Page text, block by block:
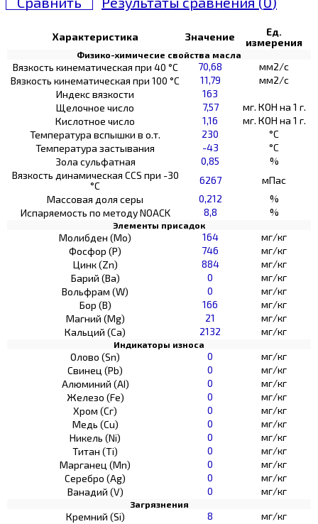
Характеристика Значение
Ед.
измерения
Физико-химичесие свойства масла
Вязкость кинематическая при 40 °С 70,68
мм2/с
Вязкость кинематическая при 100 °С
11,79
мм2/с
Индекс вязкости
163
Щелочное число
7,57
мг. КОН на 1 г.
Кислотное число
1,16
мг. КОН на 1 г.
Температура вспышки в о.т.
230
°C
Температура застывания
-43
°C
Зола сульфатная
0,85
%
Вязкость динамическая CCS при -30
°С
6267
мПас
Массовая доля серы
0,212
%
Испаряемость по методу NOACK
8,8 %
Элементы присадок
Молибден (Мо) 164
мг/кг
Фосфор (Р)
746
мг/кг
Цинк (Zn)
884
мг/кг
Барий (Ва)
0
мг/кг
Вольфрам (W)
0
мг/кг
Бор (В)
166
мг/кг
Магний (Mg)
21
мг/кг
Кальций (Са)
2132 мг/кг
Индикаторы износа
Олово (Sn) 0
мг/кг
Свинец (Pb)
0
мг/кг
Алюминий (AI)
0
мг/кг
Железо (Fe)
0
мг/кг
Хром (Сг)
0
мг/кг
Медь (Cu)
0
мг/кг
Никель (Ni)
0
мг/кг
Титан (Ti)
0
мг/кг
Марганец (Mn)
0
мг/кг
Серебро (Ag)
0
мг/кг
Ванадий (V)
0 мг/кг
Загрязнения
Кремний (Si) 8
мг/кг